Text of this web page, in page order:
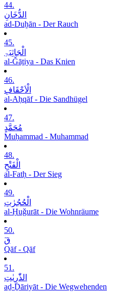
44.
الدُّخَانِ
ad-Duḫān - Der Rauch
45.
الْجَاثِیَۃِ
al-Ǧāṯiya - Das Knien
46.
الْاَحْقَافِ
al-Aḥqāf - Die Sandhügel
47.
مُحَمَّدٍ
Muḥammad - Muhammad
48.
الْفَتْحِ
al-Fatḥ - Der Sieg
49.
الْحُجُرٰتِ
al-Ḥuǧurāt - Die Wohnräume
50.
قٓ
Qāf - Qāf
51.
الذّٰرِیٰتِ
aḏ-Ḏāriyāt - Die Wegwehenden